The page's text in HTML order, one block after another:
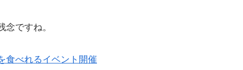
ですね。
食べれるイベント開催